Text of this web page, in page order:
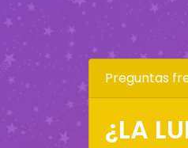
Preguntas
¿LA